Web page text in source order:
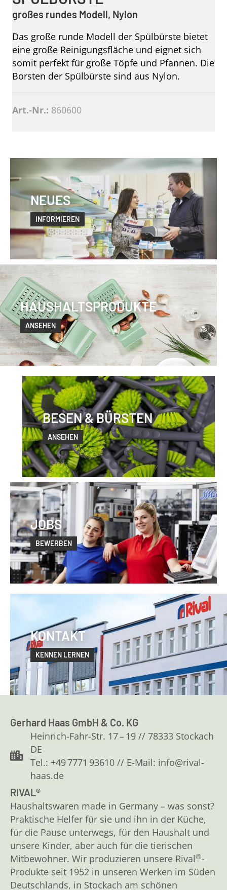
großes rundes Modell, Nylon
Das große runde Modell der Spülbürste bietet
eine große Reinigungsfläche und eignet sich
somit perfekt für große Töpfe und Pfannen. Die
Borsten der Spülbürste sind aus Nylon.
Art.-Nr.: 860600
NEUES
INFORMIEREN
HAUSHALTSPRODUKTE
ANSEHEN
BESEN & BÜRSTEN
ANSEHEN
JOBS
BEWERBEN
KONTAKT
KENNEN LERNEN
Gerhard Haas GmbH & Co. KG
Heinrich-Fahr-Str. 17 – 19 // 78333 Stockach
DE
Tel.: +49 7771 93610 // E-Mail: info@rival-
haas.de
RIVAL®
Haushaltswaren made in Germany – was sonst?
Praktische Helfer für sie und ihn in der Küche,
für die Pause unterwegs, für den Haushalt und
unsere Kinder, aber auch für die tierischen
Mitbewohner. Wir produzieren unsere Rival®-
Produkte seit 1952 in unseren Werken im Süden
Deutschlands, in Stockach am schönen